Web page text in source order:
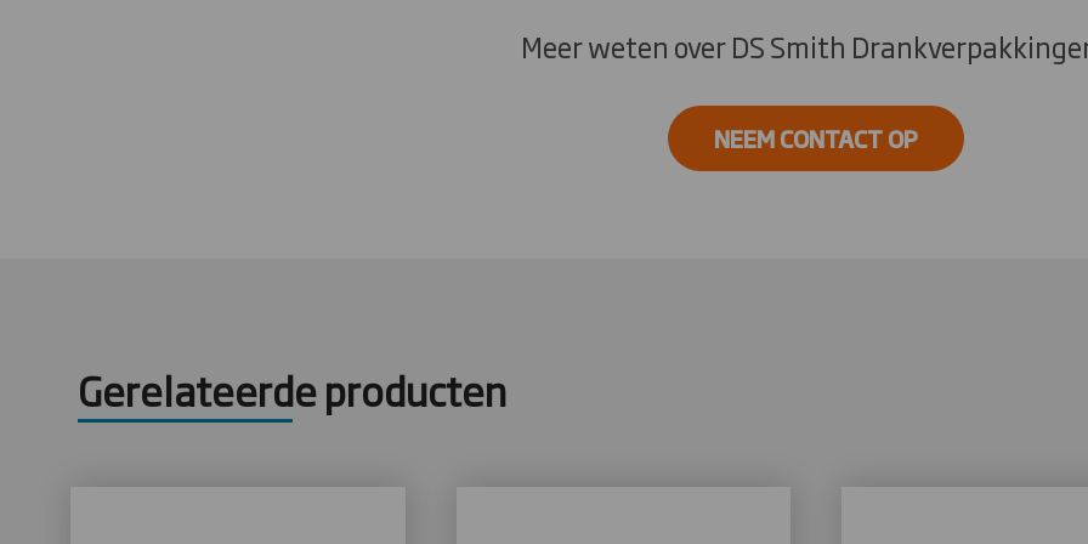
Meer weten over DS Smith
NEEM CONTACT OP
Gerelateerde producten